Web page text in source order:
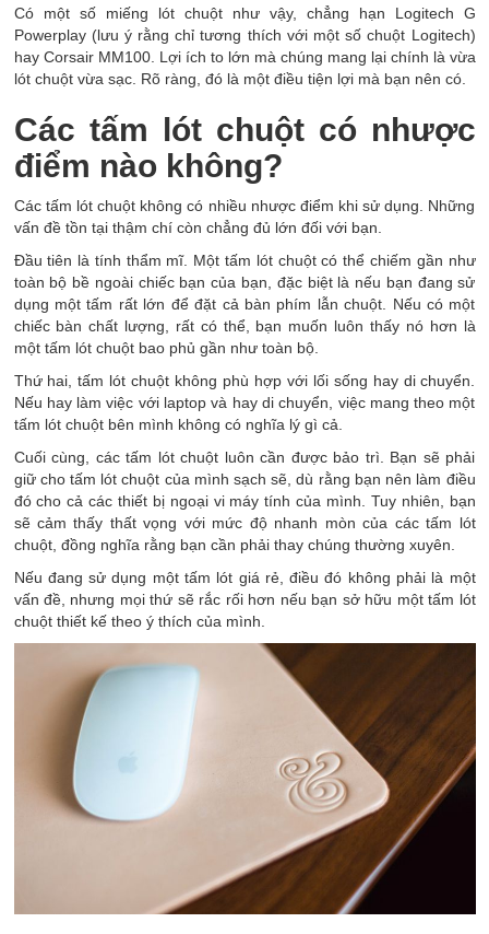
Có một số miếng lót chuột như vậy, chẳng hạn Logitech G
Powerplay (lưu ý rằng chỉ tương thích với một số chuột Logitech)
hay Corsair MM100. Lợi ích to lớn mà chúng mang lại chính là vừa
lót chuột vừa sạc. Rõ ràng, đó là một điều tiện lợi mà bạn nên có.
Các tấm lót chuột có nhược
điểm nào không?
Các tấm lót chuột không có nhiều nhược điểm khi sử dụng. Những
vấn đề tồn tại thậm chí còn chẳng đủ lớn đối với bạn.
Đầu tiên là tính thẩm mĩ. Một tấm lót chuột có thể chiếm gần như
toàn bộ bề ngoài chiếc bạn của bạn, đặc biệt là nếu bạn đang sử
dụng một tấm rất lớn để đặt cả bàn phím lẫn chuột. Nếu có một
chiếc bàn chất lượng, rất có thể, bạn muốn luôn thấy nó hơn là
một tấm lót chuột bao phủ gần như toàn bộ.
Thứ hai, tấm lót chuột không phù hợp với lối sống hay di chuyển.
Nếu hay làm việc với laptop và hay di chuyển, việc mang theo một
tấm lót chuột bên mình không có nghĩa lý gì cả.
Cuối cùng, các tấm lót chuột luôn cần được bảo trì. Bạn sẽ phải
giữ cho tấm lót chuột của mình sạch sẽ, dù rằng bạn nên làm điều
đó cho cả các thiết bị ngoại vi máy tính của mình. Tuy nhiên, bạn
sẽ cảm thấy thất vọng với mức độ nhanh mòn của các tấm lót
chuột, đồng nghĩa rằng bạn cần phải thay chúng thường xuyên.
Nếu đang sử dụng một tấm lót giá rẻ, điều đó không phải là một
vấn đề, nhưng mọi thứ sẽ rắc rối hơn nếu bạn sở hữu một tấm lót
chuột thiết kế theo ý thích của mình.